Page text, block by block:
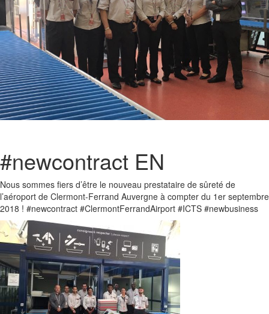
#newcontract EN
Nous sommes fiers d’être le nouveau prestataire de sûreté de
l’aéroport de Clermont-Ferrand Auvergne à compter du 1er septembre
2018 ! #newcontract #ClermontFerrandAirport #ICTS #newbusiness